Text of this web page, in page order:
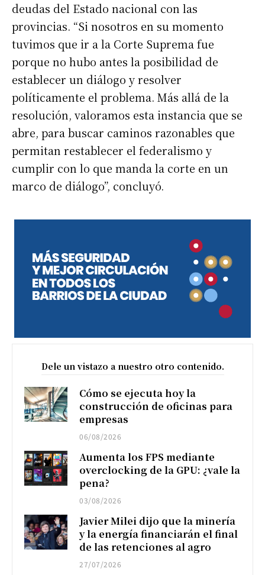
deudas del Estado nacional con las
provincias. “Si nosotros en su momento
tuvimos que ir a la Corte Suprema fue
porque no hubo antes la posibilidad de
establecer un diálogo y resolver
políticamente el problema. Más allá de la
resolución, valoramos esta instancia que se
abre, para buscar caminos razonables que
permitan restablecer el federalismo y
cumplir con lo que manda la corte en un
marco de diálogo”, concluyó.
Dele un vistazo a nuestro otro contenido.
Cómo se ejecuta hoy la
construcción de oficinas para
empresas
06/08/2026
Aumenta los FPS mediante
overclocking de la GPU: ¿vale la
pena?
03/08/2026
Javier Milei dijo que la minería
y la energía financiarán el final
de las retenciones al agro
27/07/2026